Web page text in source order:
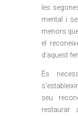
les
mental i
menors
el
d’aquest
És
seu
restaurar